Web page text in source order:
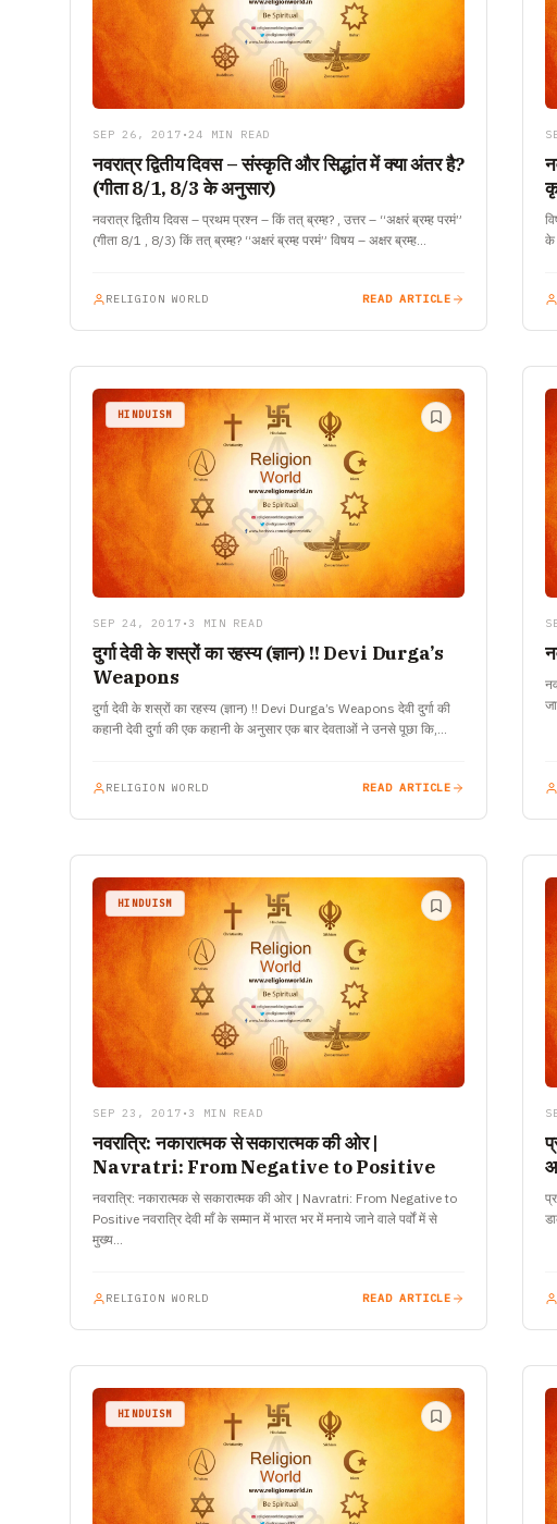
SEP 26, 2017 •24 MIN READ
नवरात्र द्वितीय दिवस – संस्कृति और सिद्धांत में क्या अंतर है?
(गीता 8/1, 8/3 के अनुसार)
नवरात्र द्वितीय दिवस – प्रथम प्रश्न – किं तत् ब्रम्ह? , उत्तर – “अक्षरं ब्रम्ह परमं”
(गीता 8/1 , 8/3) किं तत् ब्रम्ह? “अक्षरं ब्रम्ह परमं” विषय – अक्षर ब्रम्ह…
RELIGION WORLD READ ARTICLE
के
HINDUISM
SEP 24, 2017 • 3 MIN READ
दुर्गा देवी के शस्रों का रहस्य (ज्ञान) !! Devi Durga’s
Weapons
दुर्गा देवी के शस्रों का रहस्य (ज्ञान) !! Devi Durga’s Weapons देवी दुर्गा की
कहानी देवी दुर्गा की एक कहानी के अनुसार एक बार देवताओं ने उनसे पूछा कि,…
RELIGION WORLD READ ARTICLE
HINDUISM
SEP 23, 2017 • 3 MIN READ
नवरात्रि: नकारात्मक से सकारात्मक की ओर |
Navratri: From Negative to Positive
नवरात्रि: नकारात्मक से सकारात्मक की ओर | Navratri: From Negative to
Positive नवरात्रि देवी माँ के सम्मान में भारत भर में मनाये जाने वाले पर्वों में से
मुख्य…
RELIGION WORLD READ ARTICLE
HINDUISM